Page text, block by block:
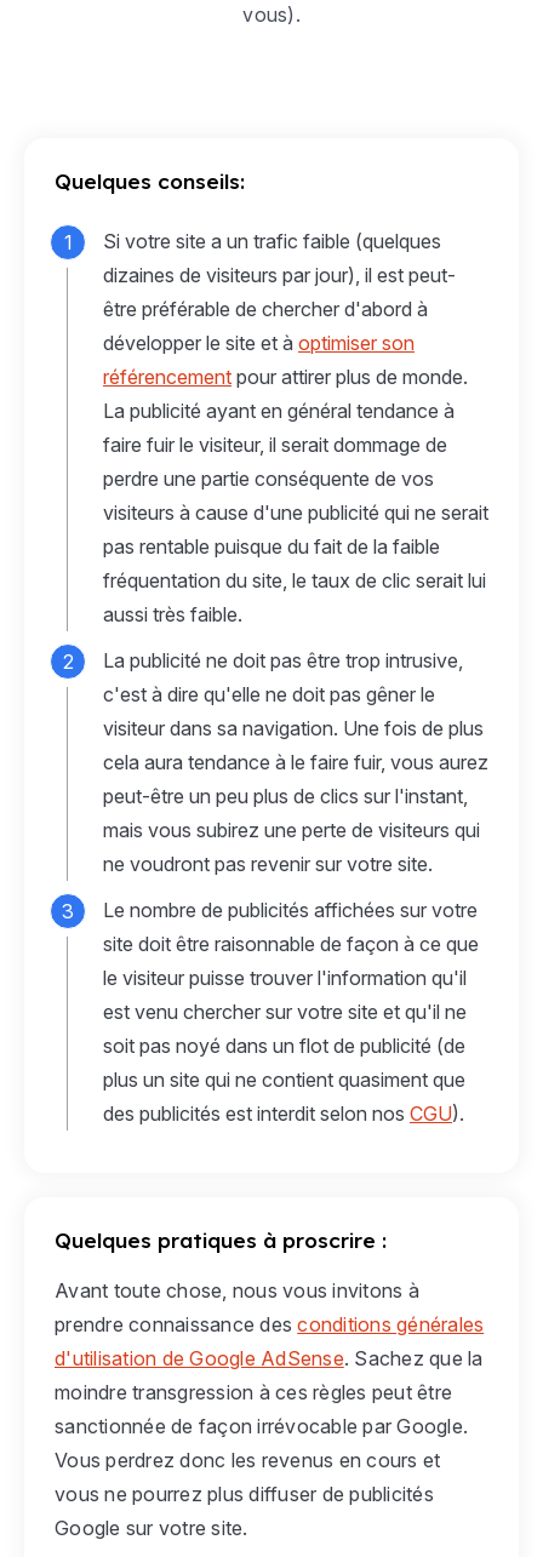
vous).
Quelques conseils:
Si votre site a un trafic faible (quelques
dizaines de visiteurs par jour), il est peut-
être préférable de chercher d'abord à
développer le site et à optimiser son
référencement pour attirer plus de monde.
La publicité ayant en général tendance à
faire fuir le visiteur, il serait dommage de
perdre une partie conséquente de vos
visiteurs à cause d'une publicité qui ne serait
pas rentable puisque du fait de la faible
fréquentation du site, le taux de clic serait lui
aussi très faible.
La publicité ne doit pas être trop intrusive,
c'est à dire qu'elle ne doit pas gêner le
visiteur dans sa navigation. Une fois de plus
cela aura tendance à le faire fuir, vous aurez
peut-être un peu plus de clics sur l'instant,
mais vous subirez une perte de visiteurs qui
ne voudront pas revenir sur votre site.
Le nombre de publicités affichées sur votre
site doit être raisonnable de façon à ce que
le visiteur puisse trouver l'information qu'il
est venu chercher sur votre site et qu'il ne
soit pas noyé dans un flot de publicité (de
plus un site qui ne contient quasiment que
des publicités est interdit selon nos CGU).
Quelques pratiques à proscrire :
Avant toute chose, nous vous invitons à
prendre connaissance desconditions générales
d'utilisation de Google AdSense. Sachez que la
moindre transgression à ces règles peut être
sanctionnée de façon irrévocable par Google.
Vous perdrez donc les revenus en cours et
vous ne pourrez plus diffuser de publicités
Google sur votre site.